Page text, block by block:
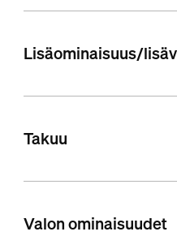
Lisäominaisuus/
Takuu
Valon ominaisuudet